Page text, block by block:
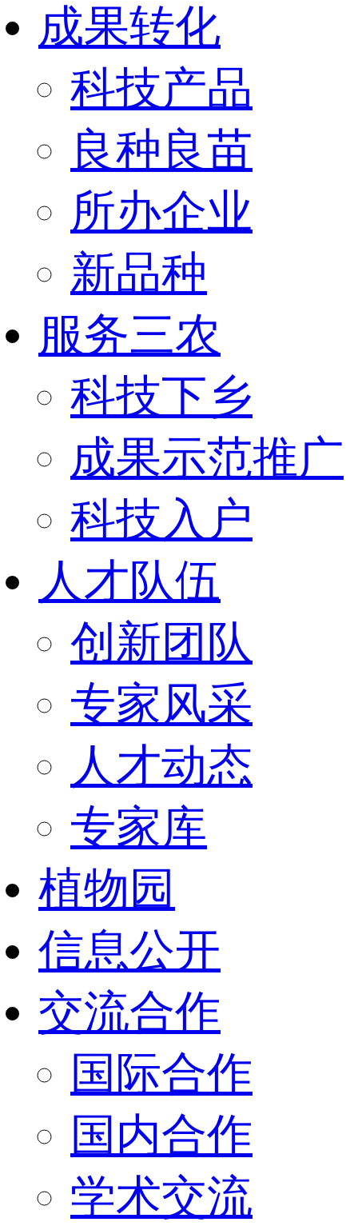
成果转化
科技产品
良种良苗
所办企业
新品种
服务三农
科技下乡
成果示范推广
科技入户
人才队伍
创新团队
专家风采
人才动态
专家库
植物园
信息公开
交流合作
国际合作
国内合作
学术交流